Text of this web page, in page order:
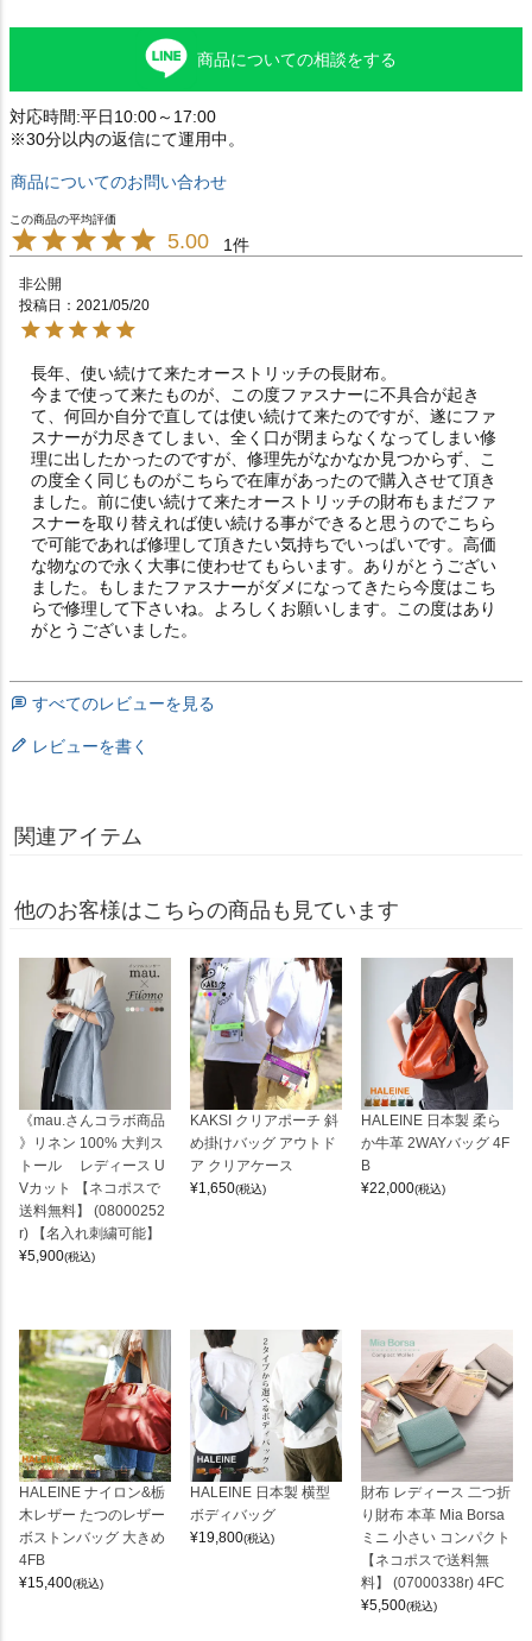
商品についての相談をする
対応時間:平日10:00～17:00
※30分以内の返信にて運用中。
商品についてのお問い合わせ
5.00 1
非公開
投稿日
2021/05/20
長年、使い続けて来たオーストリッチの長財布。
今まで使って来たものが、この度ファスナーに不具合が起き
て、何回か自分で直しては使い続けて来たのですが、遂にファ
スナーが力尽きてしまい、全く口が閉まらなくなってしまい修
理に出したかったのですが、修理先がなかなか見つからず、こ
の度全く同じものがこちらで在庫があったので購入させて頂き
ました。前に使い続けて来たオーストリッチの財布もまだファ
スナーを取り替えれば使い続ける事ができると思うのでこちら
で可能であれば修理して頂きたい気持ちでいっぱいです。高価
な物なので永く大事に使わせてもらいます。ありがとうござい
ました。もしまたファスナーがダメになってきたら今度はこち
らで修理して下さいね。よろしくお願いします。この度はあり
がとうございました。
すべてのレビューを見る
レビューを書く
関連アイテム
他のお客様はこちらの商品も見ています
《mau.さんコラボ商品
》リネン 100% 大判ス
トール レディース U
Vカット 【ネコポスで
送料無料】 (08000252
r) 【名入れ刺繍可能】
¥5,900(税込)
KAKSI クリアポーチ 斜
め掛けバッグ アウトド
ア クリアケース
¥1,650(税込)
HALEINE 日本製 柔ら
か牛革 2WAYバッグ 4F
B
¥22,000(税込)
HALEINE ナイロン&栃
木レザー たつのレザー
ボストンバッグ 大きめ
4FB
¥15,400(税込)
HALEINE 日本製 横型
ボディバッグ
¥19,800(税込)
財布 レディース 二つ折
り財布 本革 Mia Borsa
ミニ 小さい コンパクト
【ネコポスで送料無
料】 (07000338r) 4FC
¥5,500(税込)